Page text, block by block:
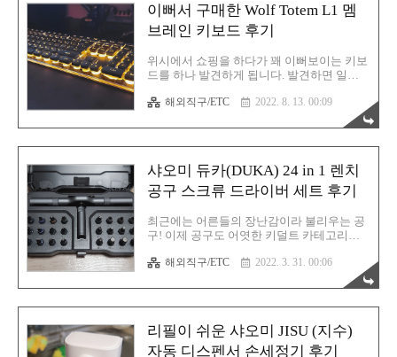
지 실물을 한번 만나보시기 바랍니다. 바로
이겁니다. 정품 케이스는 없고 이렇게 벌크
타입으로 배송되는군요. 그래서 저렴한 듯
합니다. 민트 백그라운드에 핑크색 조합이
무척이나 맛있어 보입니다. 마치 마카롱 같
은 느낌입니다. 안쪽은 스크래치 방지용 패
드가 붙어있습니다. 접착력이 있는건 아닙니
다. 단지 스마트폰의 뒷면에 케이스로 인해
스크래치가 발생하는것을 방지하는 목적에
이뻐서 구매한 Wolf Totem L1 멤
브레인 키보드 후기
위시에서 쇼핑을 하다가 꽤 이뻐보이는 키보
드를 하나 발견하게 됩니다. 발견하면 일단
죠. 그런데 이 키보드는 일주일에 최소 한번
씩 자꾸 머릿속에서 아른거렸습니다. 잊을만
하면 생각나고 또 생각나고했죠. 그렇기에
결국 구매를 하게 됩니다. 궁금한건 잘 못 참
보고 딱히 마음에 들지 않으면 당근마켓이나
중고나라에 올려버리면 그만이니까요. Wolf
Totem사 L1 키보드 울프토템이라는 회사는
진짜 처음 들어봅니다. 늑대부적 회사라니?!
강력함이 느껴집니다. 박스는 저 멀리 험란
한곳에서 왔기 때문에 많이 찌그러졌습니다.
제품을 받고나니 갑자기 회사가 무엇을 판매
https://www.langtucn.com/y..
해외직구/ETC 2022. 8. 13. 00:09
샤오미 듀카(DUKA) 24 in 1 렌치
공구 스크류 드라이버 세트 후기
최근에는 어른들의 장난감이라 불리우는 공
구! 이제 공구도 어엿한 키덜트 카테고리에
므로 공구 키덜트를 즐길 의무(?)가 있습니
다. 이 공구를 맞이한 순간 사지 않으면 안 되
겠다는 충동에 휩싸이게 됩니다. 무조건 이
건 소장을 해둬야한다는 생각 뿐이었습니다.
아마 이 녀석을 만나고 그냥 지나칠 수 있을
까 싶을 정도입니다. 실용성 높고 세련되었
해외직구/ETC 2022. 3. 31. 00:06
리필이 쉬운 샤오미 JISU (지수)
자동 디스펜서 손세정기 후기